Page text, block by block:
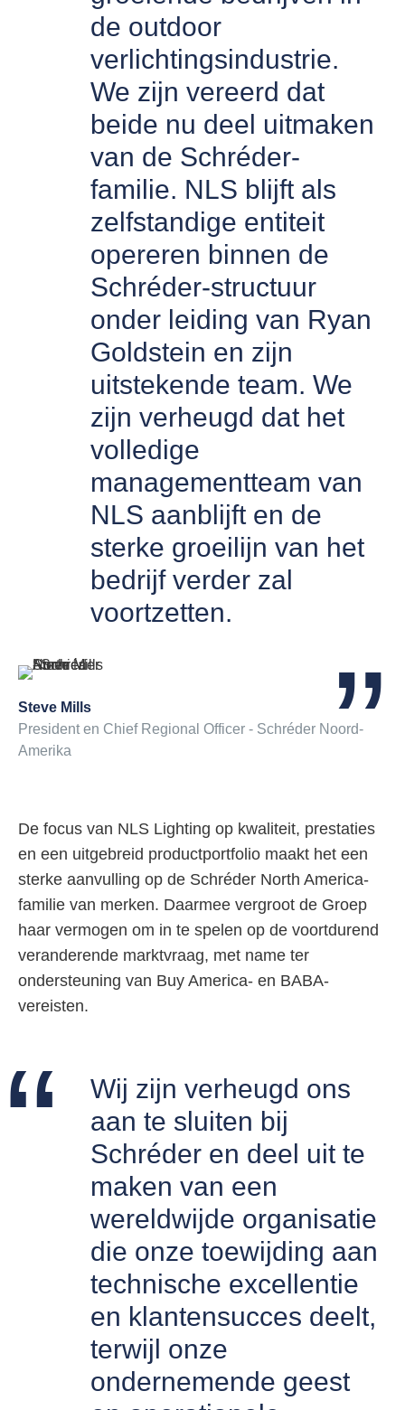
de outdoor
verlichtingsindustrie.
We zijn vereerd dat
beide nu deel uitmaken
van de Schréder-
familie. NLS blijft als
zelfstandige entiteit
opereren binnen de
Schréder-structuur
onder leiding van Ryan
Goldstein en zijn
uitstekende team. We
zijn verheugd dat het
volledige
managementteam van
NLS aanblijft en de
sterke groeilijn van het
bedrijf verder zal
voortzetten.
Steve Mills
President en Chief Regional Officer - Schréder Noord-
Amerika
De focus van NLS Lighting op kwaliteit, prestaties
en een uitgebreid productportfolio maakt het een
sterke aanvulling op de Schréder North America-
familie van merken. Daarmee vergroot de Groep
haar vermogen om in te spelen op de voortdurend
veranderende marktvraag, met name ter
ondersteuning van Buy America- en BABA-
vereisten.
Wij zijn verheugd ons
aan te sluiten bij
Schréder en deel uit te
maken van een
wereldwijde organisatie
die onze toewijding aan
technische excellentie
en klantensucces deelt,
terwijl onze
ondernemende geest